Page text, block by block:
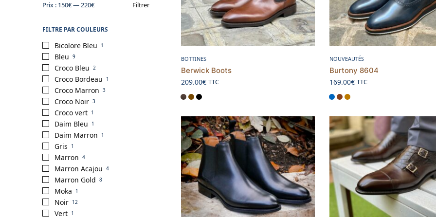
Filtrer
Prix : 150€—220€
FILTRE PAR COULEURS
Bicolore Bleu 1
Bleu 9
Croco Bleu 2
Croco Bordeau 1
Croco Marron 3
Croco Noir 3
Croco vert 1
Daim Bleu 1
Daim Marron 1
Gris 1
Marron 4
Marron Acajou 4
Marron Gold 8
Moka 1
Noir 12
Vert 1
BOTTINES
Berwick Boots
209.00€ TTC
NOUVEAUTÉS
Burtony 8604
169.00€ TTC